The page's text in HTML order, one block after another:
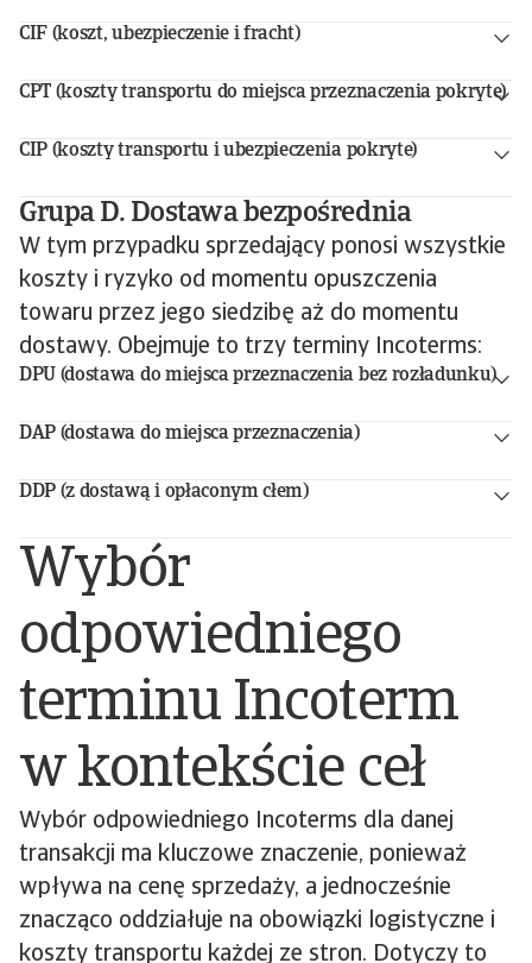
CIF (koszt, ubezpieczenie i fracht)
CPT (koszty transportu do miejsca przeznaczenia pokryte)
CIP (koszty transportu i ubezpieczenia pokryte)
Grupa D. Dostawa bezpośrednia
W tym przypadku sprzedający ponosi wszystkie
koszty i ryzyko od momentu opuszczenia
towaru przez jego siedzibę aż do momentu
dostawy. Obejmuje to trzy terminy Incoterms:
DPU (dostawa do miejsca przeznaczenia bez rozładunku)
DAP (dostawa do miejsca przeznaczenia)
DDP (z dostawą i opłaconym cłem)
Wybór
odpowiedniego
terminu Incoterm
w kontekście ceł
Wybór odpowiedniego Incoterms dla danej
transakcji ma kluczowe znaczenie, ponieważ
wpływa na cenę sprzedaży, a jednocześnie
znacząco oddziałuje na obowiązki logistyczne i
koszty transportu każdej ze stron. Dotyczy to